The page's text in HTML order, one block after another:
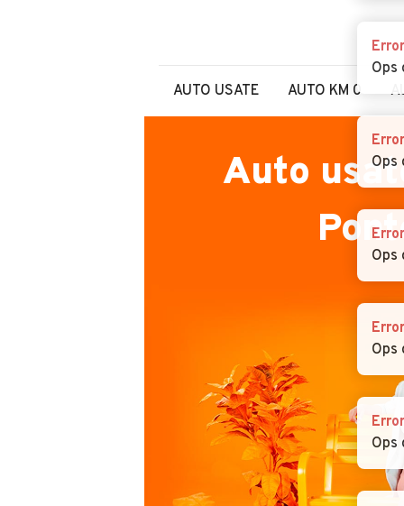
AUTO USATE AUTO KM 0
Auto
Error
Ops
Error
Ops
Error
Ops
Error
Ops
Error
Ops